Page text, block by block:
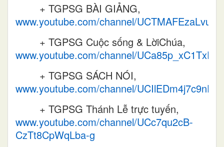
+ TGPSG BÀI GIẢNG,
www.youtube.com/channel/
+ TGPSG Cuộc sống & LờiChúa,
www.youtube.com/channel/
+ TGPSG SÁCH NÓI,
www.youtube.com/channel/
+ TGPSG Thánh Lễ trực tuyến,
www.youtube.com/channel/UCc7qu2cB-
CzTt8CpWqLba-g